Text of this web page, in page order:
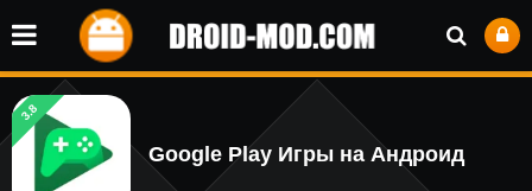
3.8
Google Play Игры на Андроид